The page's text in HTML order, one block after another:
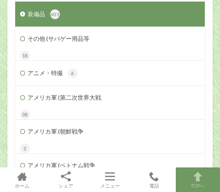
装備品 601
その他 (サバゲー用品等
18
アニメ・特撮 6
アメリカ軍 (第二次世界大戦
38
アメリカ軍 (朝鮮戦争
2
アメリカ軍 (ベトナム戦争
28
ホーム シェア メニュー 電話 TOPへ